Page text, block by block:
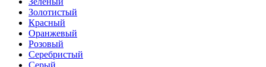
Золотистый
Красный
Оранжевый
Розовый
Серебристый
Серый